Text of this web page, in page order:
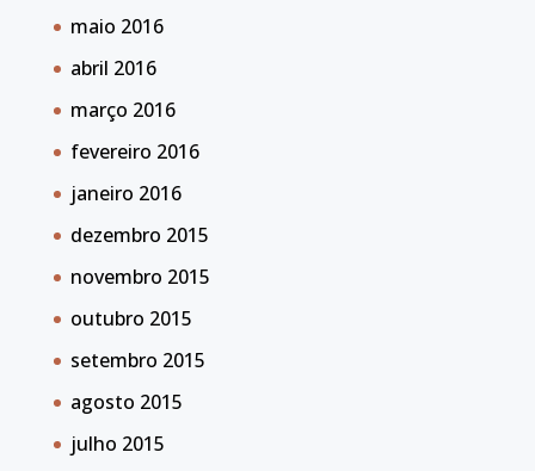
maio 2016
abril 2016
março 2016
fevereiro 2016
janeiro 2016
dezembro 2015
novembro 2015
outubro 2015
setembro 2015
agosto 2015
julho 2015